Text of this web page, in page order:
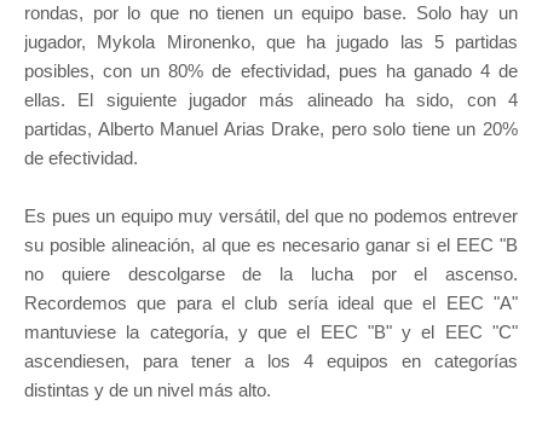
rondas, por lo que no tienen un equipo base. Solo hay un
jugador, Mykola Mironenko, que ha jugado las 5 partidas
posibles, con un 80% de efectividad, pues ha ganado 4 de
ellas. El siguiente jugador más alineado ha sido, con 4
partidas, Alberto Manuel Arias Drake, pero solo tiene un 20%
de efectividad.
Es pues un equipo muy versátil, del que no podemos entrever
su posible alineación, al que es necesario ganar si el EEC "B
no quiere descolgarse de la lucha por el ascenso.
Recordemos que para el club sería ideal que el EEC "A"
mantuviese la categoría, y que el EEC "B" y el EEC "C"
ascendiesen, para tener a los 4 equipos en categorías
distintas y de un nivel más alto.